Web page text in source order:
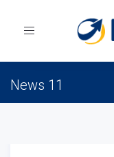
Toggle
News 11